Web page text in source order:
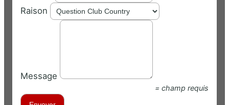
Raison
Message
= champ requis